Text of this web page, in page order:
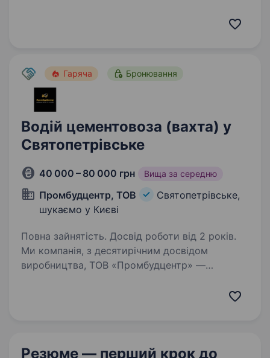
Гаряча Бронювання
Водій цементовоза (вахта) у
Святопетрівське
40 000 – 80 000 грн Вища за середню
Промбудцентр, ТОВ
Святопетрівське,
шукаємо у Києві
Повна зайнятість. Досвід роботи від 2 років.
Ми компанія, з десятирічним досвідом
виробництва, ТОВ «Промбудцентр» —
Резюме — перший крок до